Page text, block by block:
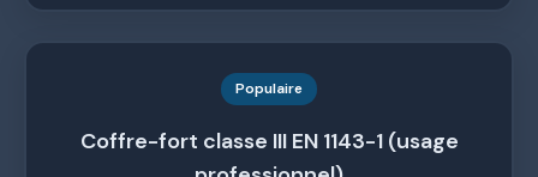
Populaire
Coffre-fort classe III EN 1143-1 (usage